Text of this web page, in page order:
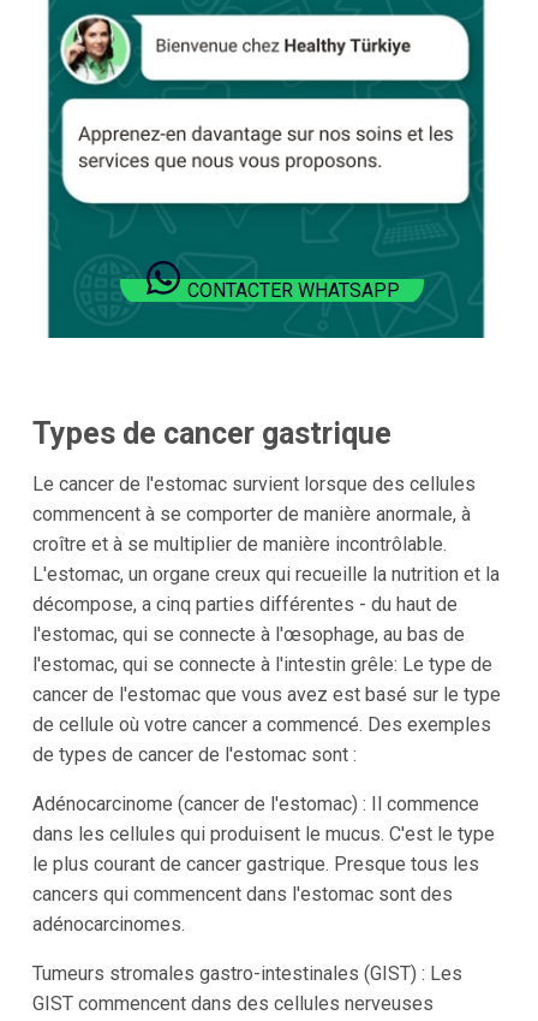
CONTACTER WHATSAPP
Types de cancer gastrique
Le cancer de l'estomac survient lorsque des cellules
commencent à se comporter de manière anormale, à
croître et à se multiplier de manière incontrôlable.
L'estomac, un organe creux qui recueille la nutrition et la
décompose, a cinq parties différentes - du haut de
l'estomac, qui se connecte à l'œsophage, au bas de
l'estomac, qui se connecte à l'intestin grêle: Le type de
cancer de l'estomac que vous avez est basé sur le type
de cellule où votre cancer a commencé. Des exemples
de types de cancer de l'estomac sont :
Adénocarcinome (cancer de l'estomac) : Il commence
dans les cellules qui produisent le mucus. C'est le type
le plus courant de cancer gastrique. Presque tous les
cancers qui commencent dans l'estomac sont des
adénocarcinomes.
Tumeurs stromales gastro-intestinales (GIST) : Les
GIST commencent dans des cellules nerveuses